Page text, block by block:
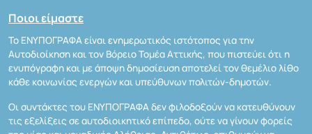
Ποιοι είμαστε
Το ΕΝΥΠΟΓΡΑΦΑ είναι ενημερωτικός ιστότοπος για την
Αυτοδιοίκηση και τον Βόρειο Τομέα Αττικής, που πιστεύει ότι η
ενυπόγραφη και με άποψη δημοσίευση αποτελεί τον θεμέλιο λίθο
κάθε κοινωνίας ενεργών και υπεύθυνων πολιτών-δημοτών.
Οι συντάκτες του ΕΝΥΠΟΓΡΑΦΑ δεν φιλοδοξούν να κατευθύνουν
τις εξελίξεις σε αυτοδιοικητικό επίπεδο, ούτε να γίνουν φορείς